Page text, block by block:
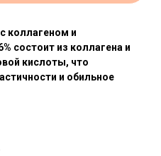
коллагеном и
состоит из коллагена и
кислоты, что
и обильное